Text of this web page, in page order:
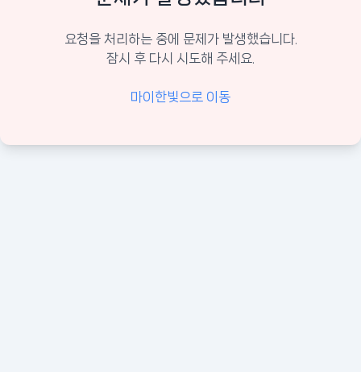
요청을 처리하는 중에 문제가 발생했습니다.
잠시 후 다시 시도해 주세요.
마이한빛으로 이동